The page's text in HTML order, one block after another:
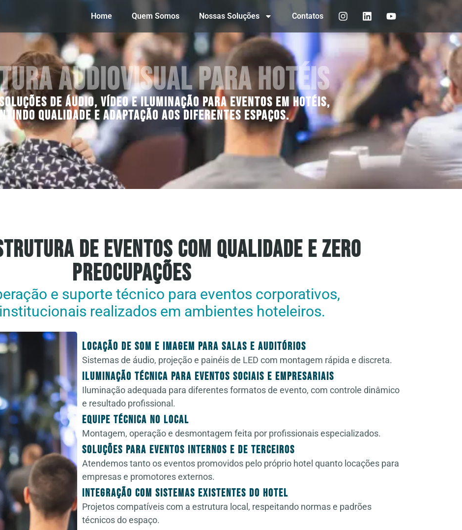
Home Quem Somos Nossas Soluções Contatos
Audiovisual para Hotéis
de áudio, vídeo e iluminação para eventos em hotéis,
qualidade e adaptação aos diferentes espaços.
de Eventos com Qualidade e Zero
Preocupações
e suporte técnico para eventos corporativos,
realizados em ambientes hoteleiros.
Locação de Som e Imagem para Salas e Auditórios
Sistemas de áudio, projeção e painéis de LED com montagem rápida e discreta.
Iluminação Técnica para Eventos Sociais e Empresariais
Iluminação adequada para diferentes formatos de evento, com controle dinâmico
e resultado profissional.
Equipe Técnica no Local
Montagem, operação e desmontagem feita por profissionais especializados.
Soluções para Eventos Internos e de Terceiros
Atendemos tanto os eventos promovidos pelo próprio hotel quanto locações para
empresas e promotores externos.
Integração com Sistemas Existentes do Hotel
Projetos compatíveis com a estrutura local, respeitando normas e padrões
técnicos do espaço.